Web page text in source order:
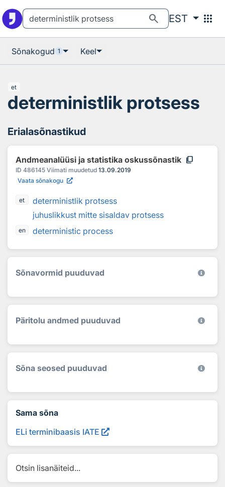
search EST apps
Sõnakogud 1 Keel
et
deterministlik protsess
Erialasõnastikud
Andmeanalüüsi ja statistika oskussõnastik content_copy
ID 486145 Viimati muudetud 13.09.2019
Vaata sõnakogu
et
deterministlik protsess
juhuslikkust mitte sisaldav protsess
en deterministic process
Sõnavormid puuduvad
Päritolu andmed puuduvad
Sõna seosed puuduvad
Sama sõna
ELi terminibaasis IATE
Otsin lisanäiteid...